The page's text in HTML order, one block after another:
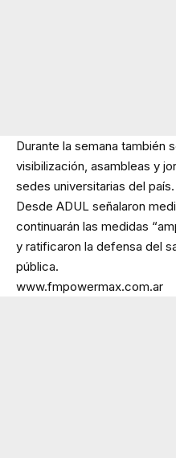
Durante la semana también
visibilización, asambleas y
sedes universitarias del país.
Desde ADUL señalaron
continuarán las medidas
y ratificaron la defensa del
pública.
www.fmpowermax.com.ar